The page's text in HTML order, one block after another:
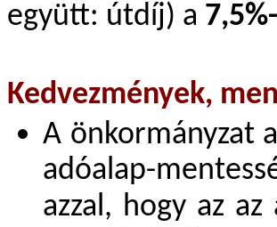
együtt: útdíj) a
Kedvezmények,
A önkormányzat
adóalap-
azzal, hogy az